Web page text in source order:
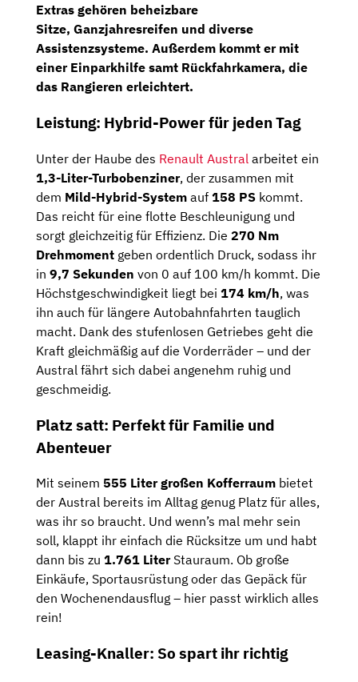
Extras gehören beheizbare
Sitze, Ganzjahresreifen und diverse
Assistenzsysteme. Außerdem kommt er mit
einer Einparkhilfe samt Rückfahrkamera, die
das Rangieren erleichtert.
Leistung: Hybrid-Power für jeden Tag
Unter der Haube des Renault Austral arbeitet ein
1,3-Liter-Turbobenziner, der zusammen mit
dem Mild-Hybrid-System auf 158 PS kommt.
Das reicht für eine flotte Beschleunigung und
sorgt gleichzeitig für Effizienz. Die 270 Nm
Drehmoment geben ordentlich Druck, sodass ihr
in 9,7 Sekunden von 0 auf 100 km/h kommt. Die
Höchstgeschwindigkeit liegt bei 174 km/h, was
ihn auch für längere Autobahnfahrten tauglich
macht. Dank des stufenlosen Getriebes geht die
Kraft gleichmäßig auf die Vorderräder – und der
Austral fährt sich dabei angenehm ruhig und
geschmeidig.
Platz satt: Perfekt für Familie und
Abenteuer
Mit seinem 555 Liter großen Kofferraum bietet
der Austral bereits im Alltag genug Platz für alles,
was ihr so braucht. Und wenn’s mal mehr sein
soll, klappt ihr einfach die Rücksitze um und habt
dann bis zu 1.761 LiterStauraum. Ob große
Einkäufe, Sportausrüstung oder das Gepäck für
den Wochenendausflug – hier passt wirklich alles
rein!
Leasing-Knaller: So spart ihr richtig